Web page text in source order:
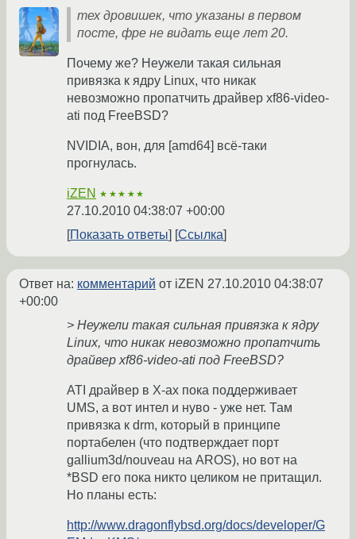
тех дровишек, что указаны в первом
посте, фре не видать еще лет 20.
Почему же? Неужели такая сильная
привязка к ядру Linux, что никак
невозможно пропатчить драйвер xf86-video-
ati под FreeBSD?
NVIDIA, вон, для [amd64] всё-таки
прогнулась.
iZEN ★★★★★
27.10.2010 04:38:07 +00:00
Показать ответы
Ссылка
Ответ на: комментарий от iZEN 27.10.2010 04:38:07
+00:00
> Неужели такая сильная привязка к ядру
Linux, что никак невозможно пропатчить
драйвер xf86-video-ati под FreeBSD?
ATI драйвер в Х-ах пока поддерживает
UMS, а вот интел и нуво - уже нет. Там
привязка к drm, который в принципе
портабелен (что подтверждает порт
gallium3d/nouveau на AROS), но вот на
*BSD его пока никто целиком не притащил.
Но планы есть:
http://www.dragonflybsd.org/docs/developer/G